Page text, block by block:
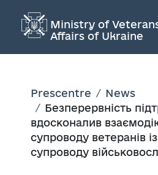
Ministry of
Affairs of Ukraine
Prescentre
News
Безперервність
вдосконалив
супроводу ветеранів
супроводу